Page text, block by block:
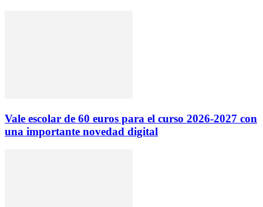
Vale escolar de 60 euros para el curso 2026-2027 con
una importante novedad digital